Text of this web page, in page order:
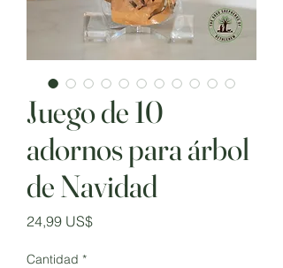
Juego de 10
adornos para árbol
de Navidad
24,99 US$Precio
Cantidad *